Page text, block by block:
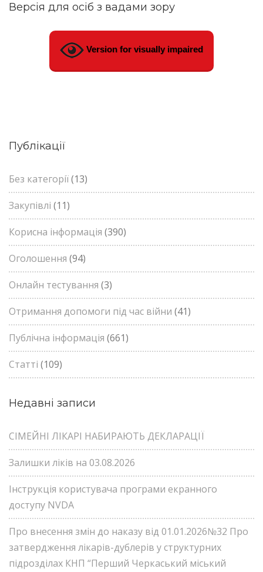
Версія для осіб з вадами зору
Version for visually impaired
Публікації
Без категорії(13)
Закупівлі (11)
Корисна інформація (390)
Оголошення (94)
Онлайн тестування (3)
Отримання допомоги під час війни (41)
Публічна інформація (661)
Статті (109)
Недавні записи
СІМЕЙНІ ЛІКАРІ НАБИРАЮТЬ ДЕКЛАРАЦІЇ
Залишки ліків на 03.08.2026
Інструкція користувача програми екранного
доступу NVDA
Про внесення змін до наказу від 01.01.2026№32 Про
затвердження лікарів-дублерів у структурних
підрозділах КНП “Перший Черкаський міський